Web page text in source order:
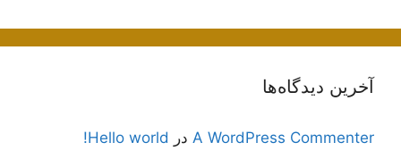
آخرین دیدگاه‌ها
A WordPress Commenter در Hello world!